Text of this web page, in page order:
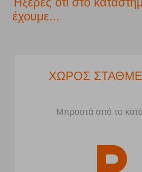
έχουμε...
ΧΩΡΟΣ
Μπροστά από το